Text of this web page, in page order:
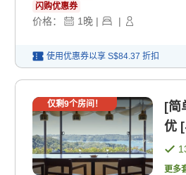
闪购优惠券
价格： 1 晚 | |
使用优惠券以享 S$84.37 折扣
仅剩9个房间！
[简
优
更多